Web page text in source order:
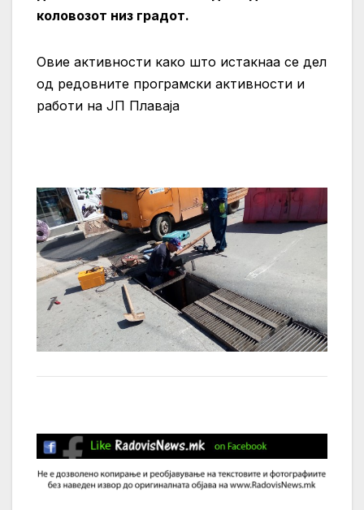
коловозот низ градот.
Овие активности како што истакнаа се дел
од редовните програмски активности и
работи на ЈП Плаваја